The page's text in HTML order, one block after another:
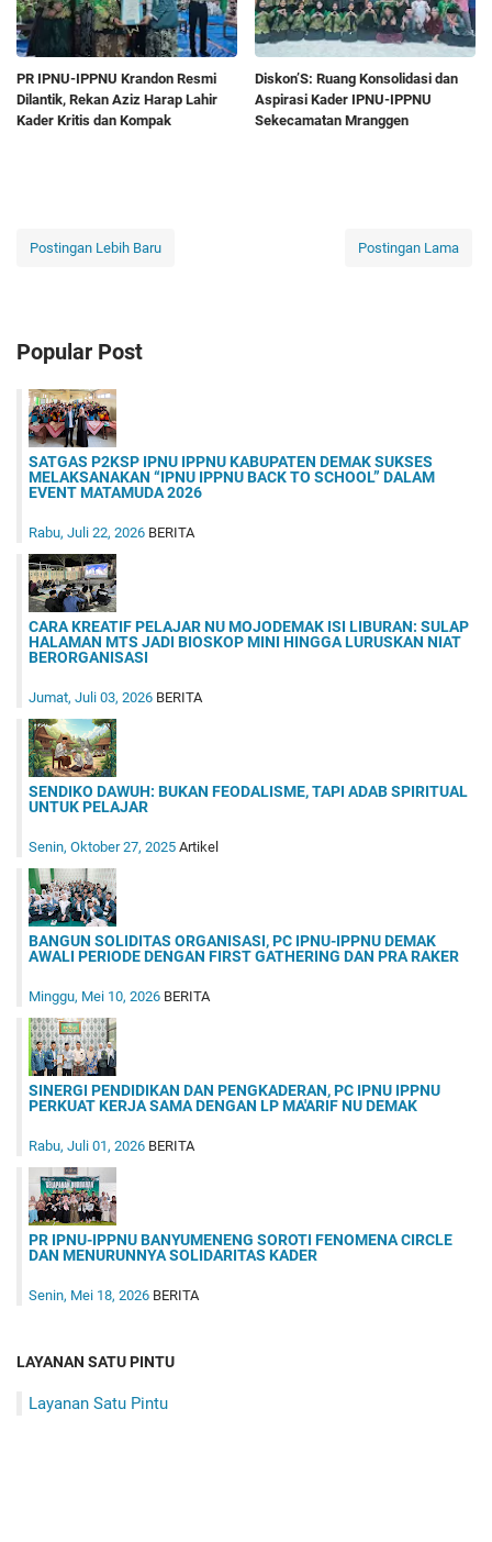
PR IPNU-IPPNU Krandon Resmi
Dilantik, Rekan Aziz Harap Lahir
Kader Kritis dan Kompak
Diskon’S: Ruang Konsolidasi dan
Aspirasi Kader IPNU-IPPNU
Sekecamatan Mranggen
Postingan Lebih Baru Postingan Lama
Popular Post
SATGAS P2KSP IPNU IPPNU KABUPATEN DEMAK SUKSES
MELAKSANAKAN “IPNU IPPNU BACK TO SCHOOL” DALAM
EVENT MATAMUDA 2026
Rabu, Juli 22, 2026 BERITA
CARA KREATIF PELAJAR NU MOJODEMAK ISI LIBURAN: SULAP
HALAMAN MTS JADI BIOSKOP MINI HINGGA LURUSKAN NIAT
BERORGANISASI
Jumat, Juli 03, 2026 BERITA
SENDIKO DAWUH: BUKAN FEODALISME, TAPI ADAB SPIRITUAL
UNTUK PELAJAR
Senin, Oktober 27, 2025 Artikel
BANGUN SOLIDITAS ORGANISASI, PC IPNU-IPPNU DEMAK
AWALI PERIODE DENGAN FIRST GATHERING DAN PRA RAKER
Minggu, Mei 10, 2026 BERITA
SINERGI PENDIDIKAN DAN PENGKADERAN, PC IPNU IPPNU
PERKUAT KERJA SAMA DENGAN LP MA'ARIF NU DEMAK
Rabu, Juli 01, 2026 BERITA
PR IPNU-IPPNU BANYUMENENG SOROTI FENOMENA CIRCLE
DAN MENURUNNYA SOLIDARITAS KADER
Senin, Mei 18, 2026 BERITA
LAYANAN SATU PINTU
Layanan Satu Pintu